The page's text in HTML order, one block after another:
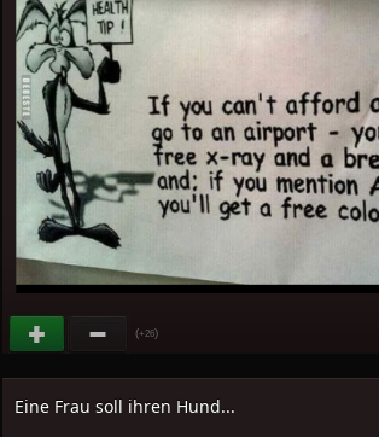
(+26)
Eine Frau soll ihren Hund...